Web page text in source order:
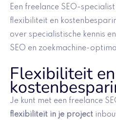
Een freelance SEO-
flexibiliteit en
over specialistische kennis
SEO en zoekmachine-
Flexibiliteit en
Je kunt met een freelance
flexibiliteit in je project